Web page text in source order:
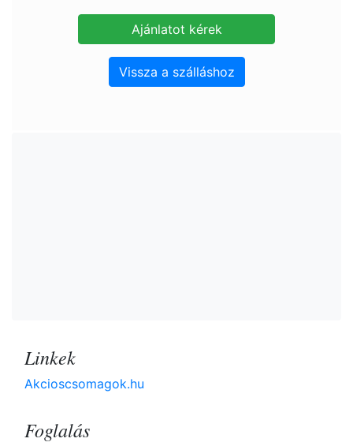
Vissza a szálláshoz
Linkek
Akcioscsomagok.hu
Foglalás